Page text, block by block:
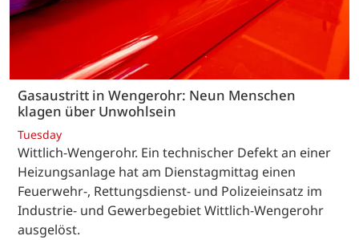
Gasaustritt in Wengerohr: Neun Menschen
klagen über Unwohlsein
Tuesday
Wittlich-Wengerohr. Ein technischer Defekt an einer
Heizungsanlage hat am Dienstagmittag einen
Feuerwehr-, Rettungsdienst- und Polizeieinsatz im
Industrie- und Gewerbegebiet Wittlich-Wengerohr
ausgelöst.